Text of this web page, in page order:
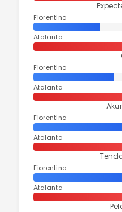
Fiorentina
Atalanta
Fiorentina
Atalanta
Fiorentina
Atalanta
Fiorentina
Atalanta